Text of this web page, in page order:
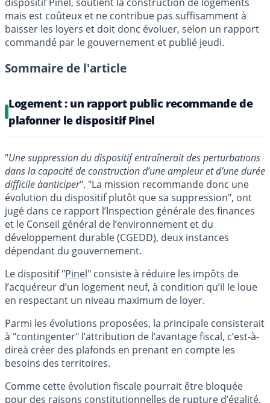
dispositif Pinel, soutient la construction de logements
mais est coûteux et ne contribue pas suffisamment à
baisser les loyers et doit donc évoluer, selon un rapport
commandé par le gouvernement et publié jeudi.
Sommaire de l'article
Logement : un rapport public recommande de
plafonner le dispositif Pinel
"Une suppression du dispositif entraînerait des perturbations
dans la capacité de construction d’une ampleur et d’une durée
difficile àanticiper". "La mission recommande donc une
évolution du dispositif plutôt que sa suppression", ont
jugé dans ce rapport l’Inspection générale des finances
et le Conseil général de l’environnement et du
développement durable (CGEDD), deux instances
dépendant du gouvernement.
Le dispositif "Pinel" consiste à réduire les impôts de
l’acquéreur d’un logement neuf, à condition qu’il le loue
en respectant un niveau maximum de loyer.
Parmi les évolutions proposées, la principale consisterait
à "contingenter" l’attribution de l’avantage fiscal, c’est-à-
direà créer des plafonds en prenant en compte les
besoins des territoires.
Comme cette évolution fiscale pourrait être bloquée
pour des raisons constitutionnelles de rupture d’égalité,